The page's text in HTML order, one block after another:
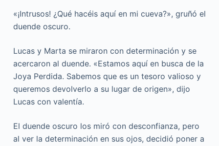
«¡Intrusos! ¿Qué hacéis aquí en mi cueva?», gruñó el
duende oscuro.
Lucas y Marta se miraron con determinación y se
acercaron al duende. «Estamos aquí en busca de la
Joya Perdida. Sabemos que es un tesoro valioso y
queremos devolverlo a su lugar de origen», dijo
Lucas con valentía.
El duende oscuro los miró con desconfianza, pero
al ver la determinación en sus ojos, decidió poner a